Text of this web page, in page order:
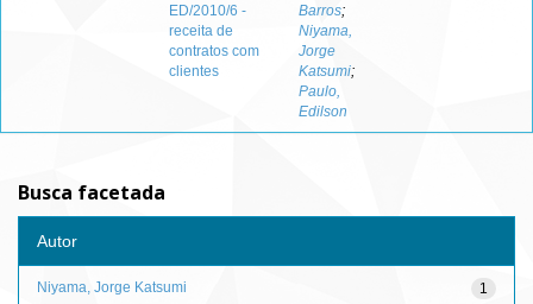
ED/2010/6 -
receita de
contratos com
clientes
Barros;
Niyama,
Jorge
Katsumi;
Paulo,
Edilson
Busca facetada
Autor
1
Niyama, Jorge Katsumi